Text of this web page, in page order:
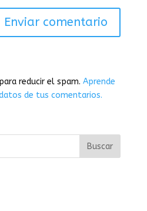
reducir el spam. Aprende
de tus comentarios.